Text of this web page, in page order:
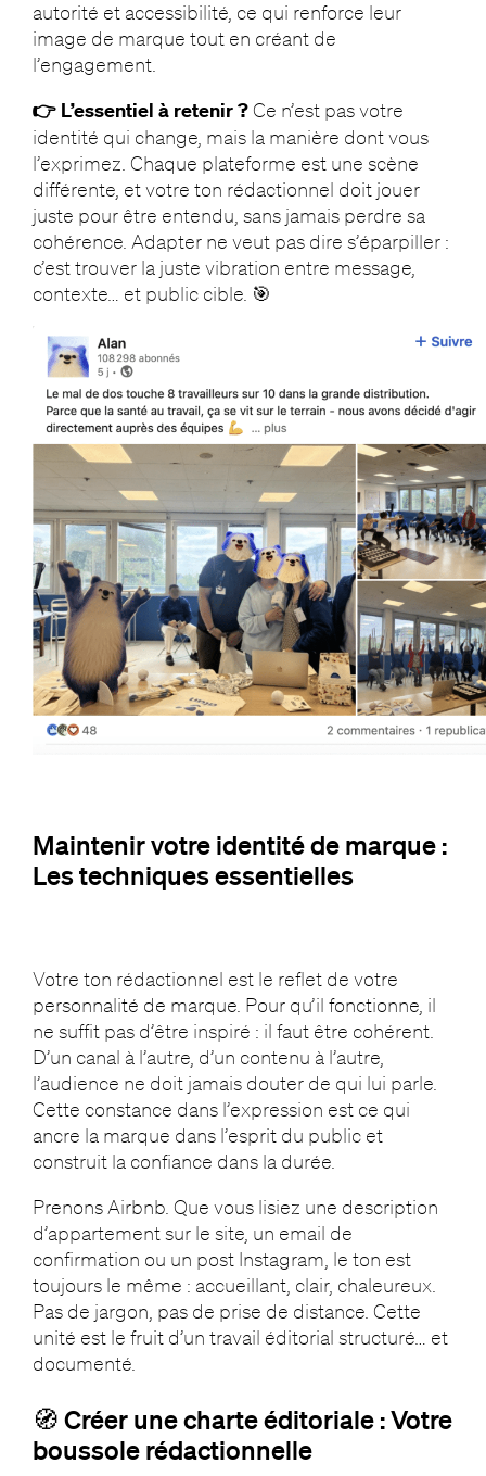
autorité et accessibilité, ce qui renforce leur
image de marque tout en créant de
l’engagement.
👉 L’essentiel à retenir ?Ce n’est pas votre
identité qui change, mais la manière dont vous
l’exprimez. Chaque plateforme est une scène
différente, et votre ton rédactionnel doit jouer
juste pour être entendu, sans jamais perdre sa
cohérence. Adapter ne veut pas dire s’éparpiller :
c’est trouver la juste vibration entre message,
contexte… et public cible. 🎯
Maintenir votre identité de marque :
Les techniques essentielles
Votre ton rédactionnel est le reflet de votre
personnalité de marque. Pour qu’il fonctionne, il
ne suffit pas d’être inspiré : il faut être cohérent.
D’un canal à l’autre, d’un contenu à l’autre,
l’audience ne doit jamais douter de qui lui parle.
Cette constance dans l’expression est ce qui
ancre la marque dans l’esprit du public et
construit la confiance dans la durée.
Prenons Airbnb. Que vous lisiez une description
d’appartement sur le site, un email de
confirmation ou un post Instagram, le ton est
toujours le même : accueillant, clair, chaleureux.
Pas de jargon, pas de prise de distance. Cette
unité est le fruit d’un travail éditorial structuré… et
documenté.
🧭 Créer une charte éditoriale : Votre
boussole rédactionnelle